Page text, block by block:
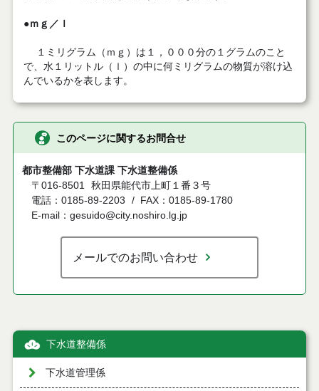
●ｍｇ／ｌ
１ミリグラム（ｍｇ）は１，０００分の１グラムのこと
で、水１リットル（ｌ）の中に何ミリグラムの物質が溶け込
んでいるかを表します。
このページに関するお問合せ
都市整備部 下水道課 下水道整備係
〒016-8501 秋田県能代市上町１番３号
電話：0185-89-2203
FAX：0185-89-1780
E-mail：gesuido@city.noshiro.lg.jp
メールでのお問い合わせ
下水道整備係
下水道管理係